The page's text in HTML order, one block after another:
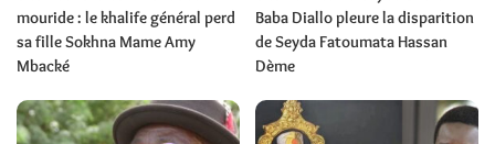
mouride : le khalife général perd
sa fille Sokhna Mame Amy
Mbacké
Baba Diallo pleure la disparition
de Seyda Fatoumata Hassan
Dème